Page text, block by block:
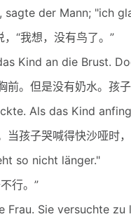
der Mann; "ich
“我想，没有鸟了。”
Kind an die Brust.
。但是没有奶水。孩子
Als das Kind
孩子哭喊得快沙哑时，
so nicht länger."
行。”
Sie versuchte zu